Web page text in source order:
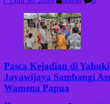
Pasca Kejadian di
Jayawijaya Sambangi
Wamena Papua